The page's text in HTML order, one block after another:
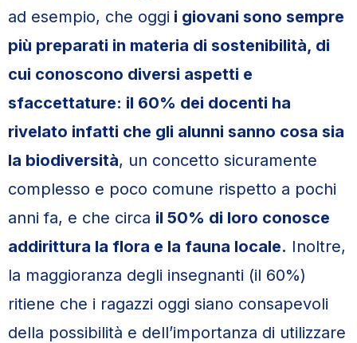
ad esempio, che oggi i giovani sono sempre
più preparati in materia di sostenibilità, di
cui conoscono diversi aspetti e
sfaccettature: il 60% dei docenti ha
rivelato infatti che gli alunni sanno cosa sia
la biodiversità, un concetto sicuramente
complesso e poco comune rispetto a pochi
anni fa, e che circa il 50% di loro conosce
addirittura la flora e la fauna locale. Inoltre,
la maggioranza degli insegnanti (il 60%)
ritiene che i ragazzi oggi siano consapevoli
della possibilità e dell’importanza di utilizzare